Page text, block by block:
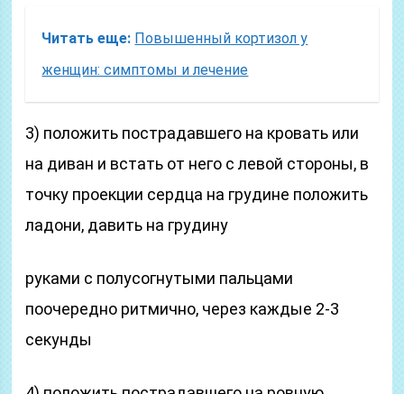
Читать еще: Повышенный кортизол у
женщин: симптомы и лечение
3) положить пострадавшего на кровать или
на диван и встать от него с левой стороны, в
точку проекции сердца на грудине положить
ладони, давить на грудину
руками с полусогнутыми пальцами
поочередно рит­мично, через каждые 2-3
секунды